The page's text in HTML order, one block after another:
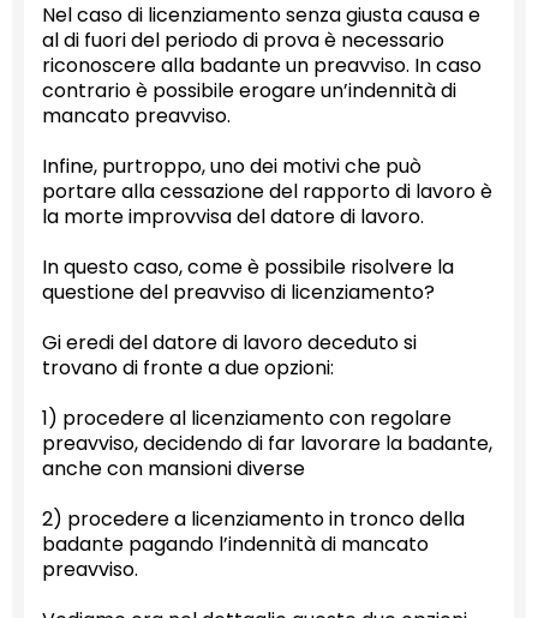
Nel caso di licenziamento senza giusta causa e
al di fuori del periodo di prova è necessario
riconoscere alla badante un preavviso. In caso
contrario è possibile erogare un’indennità di
mancato preavviso.
Infine, purtroppo, uno dei motivi che può
portare alla cessazione del rapporto di lavoro è
la morte improvvisa del datore di lavoro.
In questo caso, come è possibile risolvere la
questione del preavviso di licenziamento?
Gi eredi del datore di lavoro deceduto si
trovano di fronte a due opzioni:
1) procedere al licenziamento con regolare
preavviso, decidendo di far lavorare la badante,
anche con mansioni diverse
2) procedere a licenziamento in tronco della
badante pagando l’indennità di mancato
preavviso.